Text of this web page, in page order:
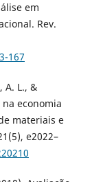
em
Rev.
167
A. L., &
economia
materiais e
e2022–